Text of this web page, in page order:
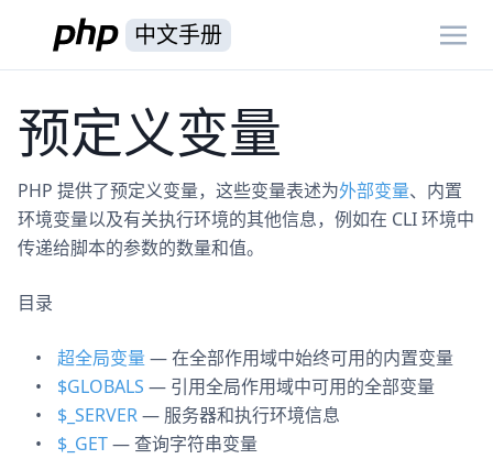
中文手册
预定义变量
PHP 提供了预定义变量，这些变量表述为外部变量、内置
环境变量以及有关执行环境的其他信息，例如在 CLI 环境中
传递给脚本的参数的数量和值。
目录
超全局变量 — 在全部作用域中始终可用的内置变量
$GLOBALS — 引用全局作用域中可用的全部变量
$_SERVER— 服务器和执行环境信息
$_GET— 查询字符串变量